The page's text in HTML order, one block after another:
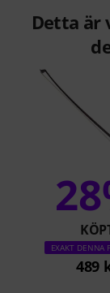
Detta är
EXAKT DENNA
489